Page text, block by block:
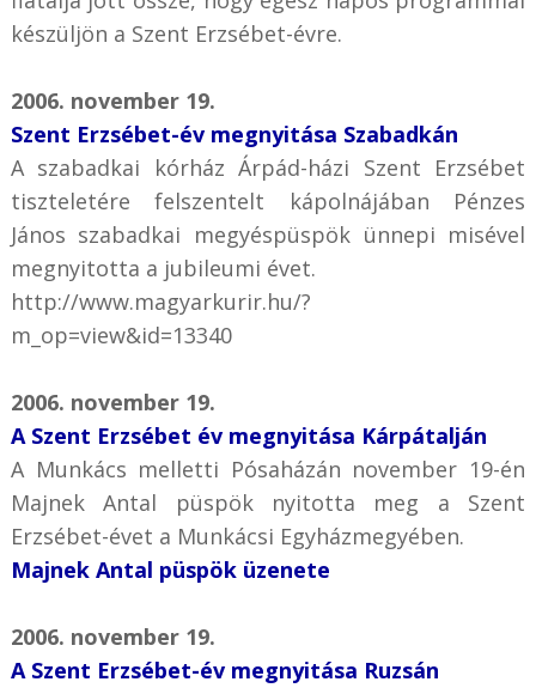
készüljön a Szent Erzsébet-évre.
2006. november 19.
Szent Erzsébet-év megnyitása Szabadkán
A szabadkai kórház Árpád-házi Szent Erzsébet
tiszteletére felszentelt kápolnájában Pénzes
János szabadkai megyéspüspök ünnepi misével
megnyitotta a jubileumi évet.
http://www.magyarkurir.hu/?
m_op=view&id=13340
2006. november 19.
A Szent Erzsébet év megnyitása Kárpátalján
A Munkács melletti Pósaházán november 19-én
Majnek Antal püspök nyitotta meg a Szent
Erzsébet-évet a Munkácsi Egyházmegyében.
Majnek Antal püspök üzenete
2006. november 19.
A Szent Erzsébet-év megnyitása Ruzsán